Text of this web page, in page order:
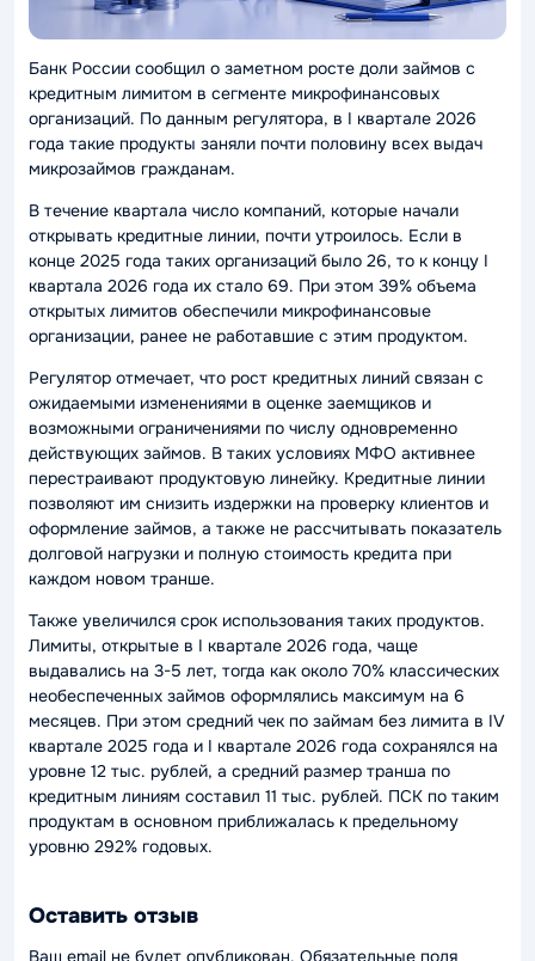
Банк России сообщил о заметном росте доли займов с
кредитным лимитом в сегменте микрофинансовых
организаций. По данным регулятора, в I квартале 2026
года такие продукты заняли почти половину всех выдач
микрозаймов гражданам.
В течение квартала число компаний, которые начали
открывать кредитные линии, почти утроилось. Если в
конце 2025 года таких организаций было 26, то к концу I
квартала 2026 года их стало 69. При этом 39% объема
открытых лимитов обеспечили микрофинансовые
организации, ранее не работавшие с этим продуктом.
Регулятор отмечает, что рост кредитных линий связан с
ожидаемыми изменениями в оценке заемщиков и
возможными ограничениями по числу одновременно
действующих займов. В таких условиях МФО активнее
перестраивают продуктовую линейку. Кредитные линии
позволяют им снизить издержки на проверку клиентов и
оформление займов, а также не рассчитывать показатель
долговой нагрузки и полную стоимость кредита при
каждом новом транше.
Также увеличился срок использования таких продуктов.
Лимиты, открытые в I квартале 2026 года, чаще
выдавались на 3-5 лет, тогда как около 70% классических
необеспеченных займов оформлялись максимум на 6
месяцев. При этом средний чек по займам без лимита в IV
квартале 2025 года и I квартале 2026 года сохранялся на
уровне 12 тыс. рублей, а средний размер транша по
кредитным линиям составил 11 тыс. рублей. ПСК по таким
продуктам в основном приближалась к предельному
уровню 292% годовых.
Оставить отзыв
Ваш email не будет опубликован. Обязательные поля